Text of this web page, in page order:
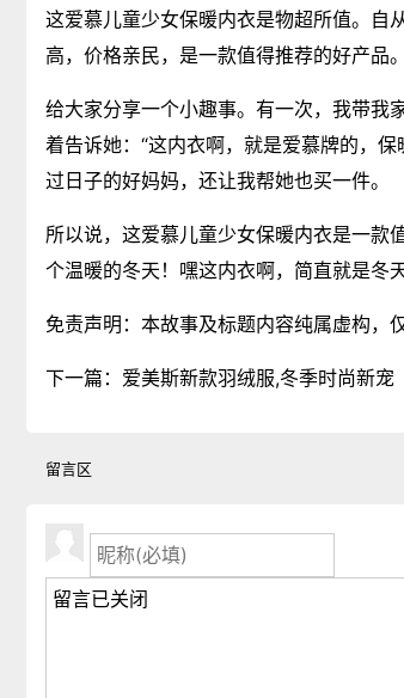
这爱慕儿童少女保暖内衣是物超所值。自
高，价格亲民，是一款值得推荐的好产品。
给大家分享一个小趣事。有一次，我带我
着告诉她：“这内衣啊，就是爱慕牌的，
过日子的好妈妈，还让我帮她也买一件。
所以说，这爱慕儿童少女保暖内衣是一款
个温暖的冬天！嘿这内衣啊，简直就是冬
免责声明：本故事及标题内容纯属虚构，
下一篇： 爱美斯新款羽绒服,冬季时尚新宠
留言区